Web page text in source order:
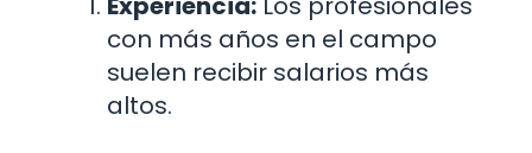
con más años en el campo
suelen recibir salarios más
altos.